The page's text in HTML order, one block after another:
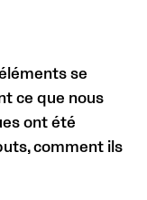
se
ce que nous
ont été
comment ils